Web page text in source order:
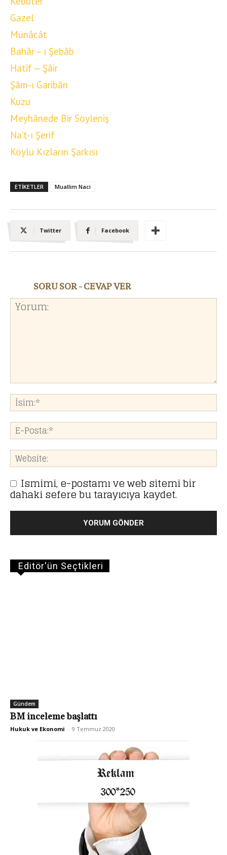
Gazel
Münâcât
Bahâr – ı Şebâb
Hatif — Şâir
Şâm-ı Garibân
Kuzu
Meyhânede Bir Söyleniş
Na’t-ı Şerif
Köylü Kızların Şarkısı
ETIKETLER Muallim Naci
Twitter Facebook
SORU SOR - CEVAP VER
Ismimi, e-postamı ve web sitemi bir
dahaki sefere bu tarayıcıya kaydet.
Editör'ün Seçtikleri
Gündem
BM inceleme başlattı
Hukuk ve Ekonomi - 9 Temmuz 2020